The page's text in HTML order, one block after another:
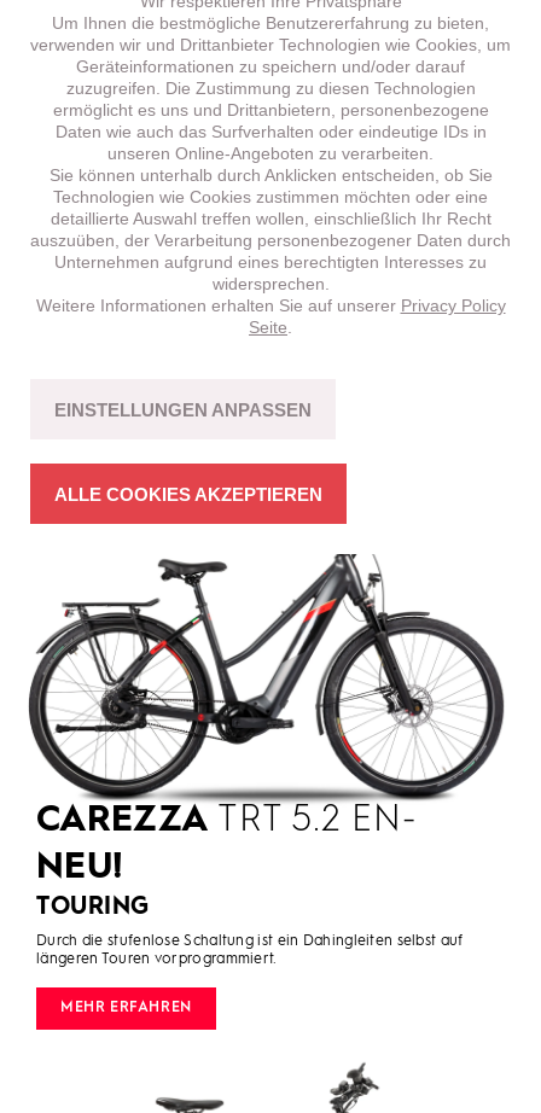
HT 5.1 –
Fahrspass mit Bikes in stimmiger Struktur.
CAREZZA TRT 5.2 EN-
NEU!
TOURING
Durch die stufenlose Schaltung ist ein Dahingleiten selbst auf
längeren Touren vorprogrammiert.
MEHR ERFAHREN
Um Ihnen die bestmögliche Benutzererfahrung zu bieten,
verwenden wir und Drittanbieter Technologien wie Cookies, um
Geräteinformationen zu speichern und/oder darauf
zuzugreifen. Die Zustimmung zu diesen Technologien
ermöglicht es uns und Drittanbietern, personenbezogene
Daten wie auch das Surfverhalten oder eindeutige IDs in
unseren Online-Angeboten zu verarbeiten.
Sie können unterhalb durch Anklicken entscheiden, ob Sie
Technologien wie Cookies zustimmen möchten oder eine
detaillierte Auswahl treffen wollen, einschließlich Ihr Recht
auszuüben, der Verarbeitung personenbezogener Daten durch
Unternehmen aufgrund eines berechtigten Interesses zu
widersprechen.
Weitere Informationen erhalten Sie auf unserer Privacy Policy
Seite
EINSTELLUNGEN ANPASSEN
ALLE COOKIES AKZEPTIEREN